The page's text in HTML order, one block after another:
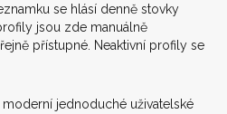
se hlásí denně stovky
jsou zde manuálně
přístupné. Neaktivní profily se
moderní jednoduché uživatelské